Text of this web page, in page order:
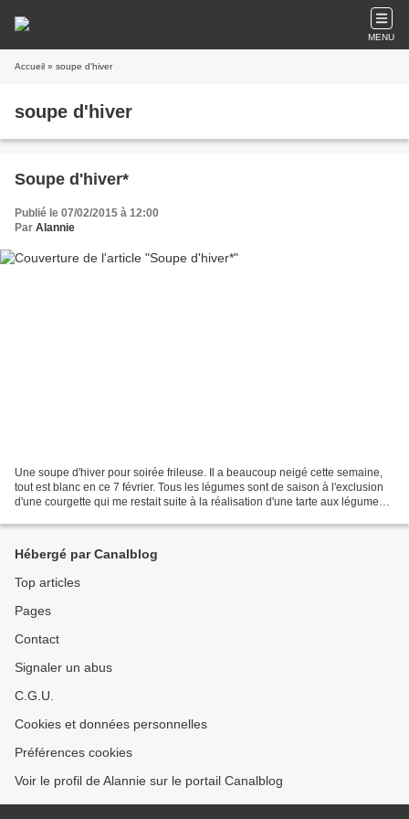
MENU
Accueil » soupe d'hiver
soupe d'hiver
Soupe d'hiver*
Publié le 07/02/2015 à 12:00
Par Alannie
Une soupe d'hiver pour soirée frileuse. Il a beaucoup neigé cette semaine,
tout est blanc en ce 7 février. Tous les légumes sont de saison à l'exclusion
d'une courgette qui me restait suite à la réalisation d'une tarte aux légumes,
Hébergé par Canalblog
Top articles
Pages
Contact
Signaler un abus
C.G.U.
Cookies et données personnelles
Préférences cookies
Voir le profil de Alannie sur le portail Canalblog